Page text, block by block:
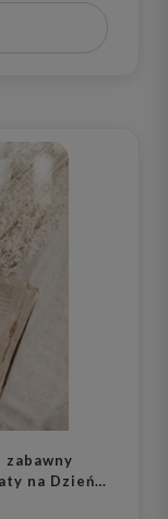
zabawny
na Dzień